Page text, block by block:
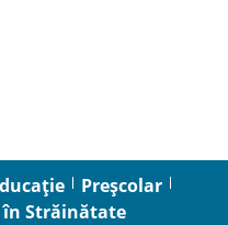
Preșcolar
Străinătate